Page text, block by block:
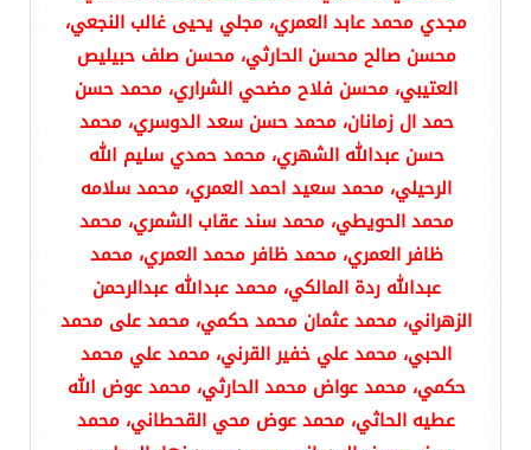
مجدي محمد عابد العمري، مجلي يحيى غالب النجعي،
محسن صالح محسن الحارثي، محسن صلف حبيليص
العتيبي، محسن فلاح مضحي الشراري، محمد حسن
حمد ال زمانان، محمد حسن سعد الدوسري، محمد
حسن عبدالله الشهري، محمد حمدي سليم الله
الرحيلي، محمد سعيد احمد العمري، محمد سلامه
محمد الحويطي، محمد سند عقاب الشمري، محمد
ظافر العمري، محمد ظافر محمد العمري، محمد
عبدالله ردة المالكي، محمد عبدالله عبدالرحمن
الزهراني، محمد عثمان محمد حكمي، محمد على محمد
الحبي، محمد علي خفير القرني، محمد علي محمد
حكمي، محمد عواض محمد الحارثي، محمد عوض الله
عطيه الحاثي، محمد عوض محي القحطاني، محمد